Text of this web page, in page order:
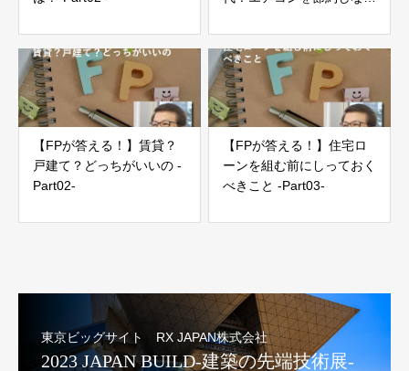
【ローコスト新築戸建て】
【FPが答える！】賃貸？
戸建て？どっちがいいの -
Part02-
【FPが答える！】住宅ロ
ーンを組む前にしっておく
べきこと -Part03-
東京ビッグサイト RX JAPAN株式会社
2023 JAPAN BUILD-建築の先端技術展-